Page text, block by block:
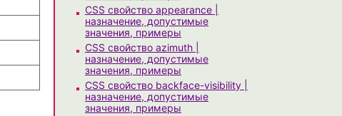
CSS свойство appearance |
назначение, допустимые
значения, примеры
CSS свойство azimuth |
назначение, допустимые
значения, примеры
CSS свойство backface-visibility |
назначение, допустимые
значения, примеры